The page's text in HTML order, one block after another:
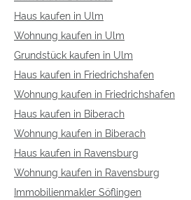
Haus kaufen in Ulm
Wohnung kaufen in Ulm
Grundstück kaufen in Ulm
Haus kaufen in Friedrichshafen
Wohnung kaufen in Friedrichshafen
Haus kaufen in Biberach
Wohnung kaufen in Biberach
Haus kaufen in Ravensburg
Wohnung kaufen in Ravensburg
Immobilienmakler Söflingen